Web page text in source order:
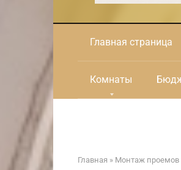
Главная страница
Комнаты
Главная » Монтаж проемов